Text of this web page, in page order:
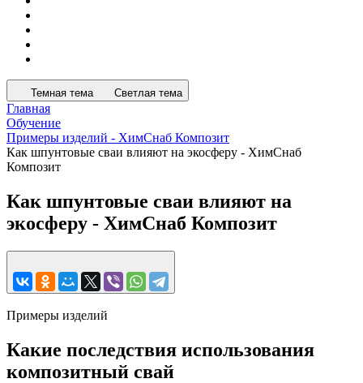
Темная тема Светлая тема
Главная
Обучение
Примеры изделий - ХимСнаб Композит
Как шпунтовые сваи влияют на экосферу - ХимСнаб
Композит
Как шпунтовые сваи влияют на
экосферу - ХимСнаб Композит
Примеры изделий
Какие последствия использования
композитный свай